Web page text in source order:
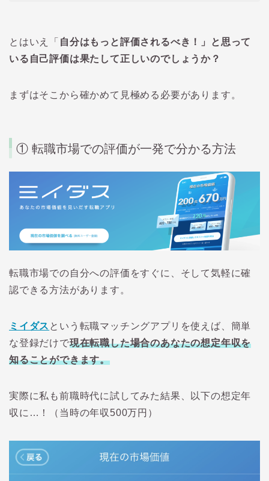
とはいえ「 自分はもっと評価されるべき！」と思って
いる自己評価は果たして正しいのでしょうか？
まずはそこから確かめて見極める必要があります。
① 転職市場での評価が一発で分かる方法
転職市場での自分への評価をすぐに、そして気軽に確
認できる方法があります。
ミイダス という転職マッチングアプリを使えば、簡単
な登録だけで現在転職した場合のあなたの想定年収を
知ることができます。
実際に私も前職時代に試してみた結果、以下の想定年
収に…！（当時の年収500万円）